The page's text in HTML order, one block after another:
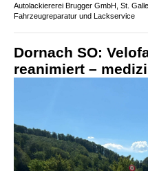
Autolackiererei Brugger GmbH, St.
Fahrzeugreparatur und Lackservice
Dornach SO:
reanimiert –